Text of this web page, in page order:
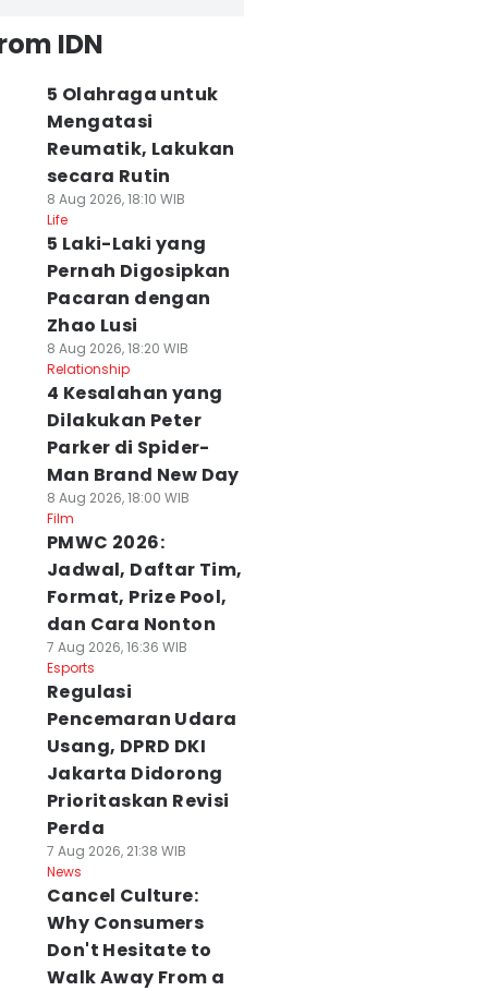
IDN
5 Olahraga untuk
Mengatasi
Reumatik, Lakukan
secara Rutin
8 Aug 2026, 18:10 WIB
Life
5 Laki-Laki yang
Pernah Digosipkan
Pacaran dengan
Zhao Lusi
8 Aug 2026, 18:20 WIB
Relationship
4 Kesalahan yang
Dilakukan Peter
Parker di Spider-
Man Brand New Day
8 Aug 2026, 18:00 WIB
Film
PMWC 2026:
Jadwal, Daftar Tim,
Format, Prize Pool,
dan Cara Nonton
7 Aug 2026, 16:36 WIB
Esports
Regulasi
Pencemaran Udara
Usang, DPRD DKI
Jakarta Didorong
Prioritaskan Revisi
Perda
7 Aug 2026, 21:38 WIB
News
Cancel Culture:
Why Consumers
Don't Hesitate to
Walk Away From a